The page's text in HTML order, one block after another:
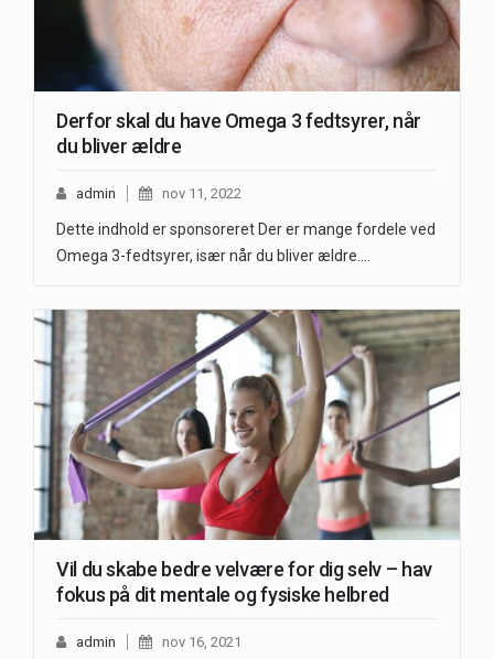
Derfor skal du have Omega 3 fedtsyrer, når
du bliver ældre
admin nov 11, 2022
Dette indhold er sponsoreret Der er mange fordele ved
Omega 3-fedtsyrer, især når du bliver ældre.…
Vil du skabe bedre velvære for dig selv – hav
fokus på dit mentale og fysiske helbred
admin nov 16, 2021